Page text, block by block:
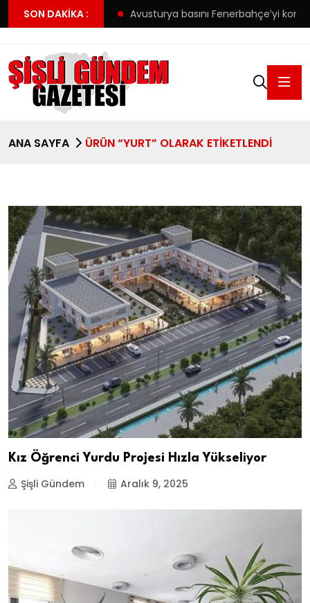
SON DAKIKA :
Resmi Açıklama Avusturya basını Fenerbahçe’yi
ANA SAYFA ÜRÜN “YURT” OLARAK ETIKETLENDI
Kız Öğrenci Yurdu Projesi Hızla Yükseliyor
Şişli Gündem Aralık 9, 2025